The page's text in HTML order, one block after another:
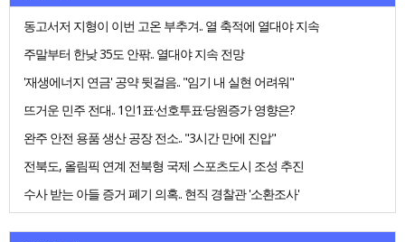
동고서저 지형이 이번 고온 부추겨.. 열 축적에 열대야 지속
주말부터 한낮 35도 안팎.. 열대야 지속 전망
'재생에너지 연금' 공약 뒷걸음.. "임기 내 실현 어려워"
뜨거운 민주 전대.. 1인1표·선호투표·당원증가 영향은?
완주 안전 용품 생산 공장 전소.. "3시간 만에 진압"
전북도, 올림픽 연계 전북형 국제 스포츠도시 조성 추진
수사 받는 아들 증거 폐기 의혹.. 현직 경찰관 '소환조사'